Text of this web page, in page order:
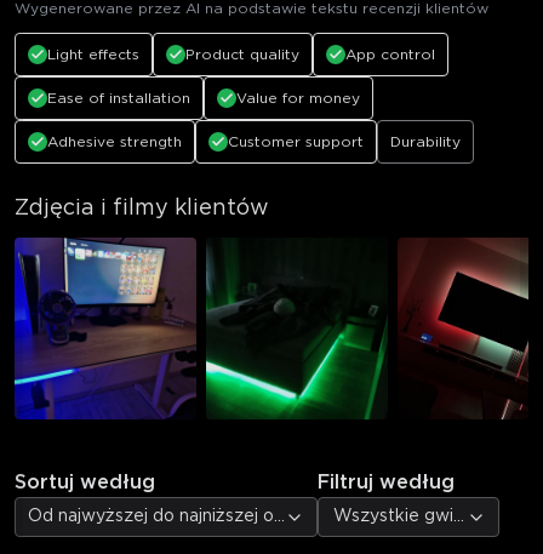
Wygenerowane przez AI na podstawie tekstu recenzji klientów
Light effects Product quality App control
Ease of installation Value for money
Adhesive strength Customer support Durability
Zdjęcia i filmy klientów
Sortuj według
Od najwyższej do najniższej oceny
Filtruj według
Wszystkie gwiazdki